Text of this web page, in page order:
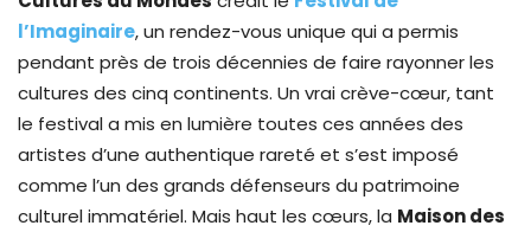
l’Imaginaire, un rendez-vous unique qui a permis
pendant près de trois décennies de faire rayonner les
cultures des cinq continents. Un vrai crève-cœur, tant
le festival a mis en lumière toutes ces années des
artistes d’une authentique rareté et s’est imposé
comme l’un des grands défenseurs du patrimoine
culturel immatériel. Mais haut les cœurs, la Maison des